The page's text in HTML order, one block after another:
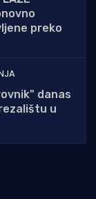
preko
danas
u